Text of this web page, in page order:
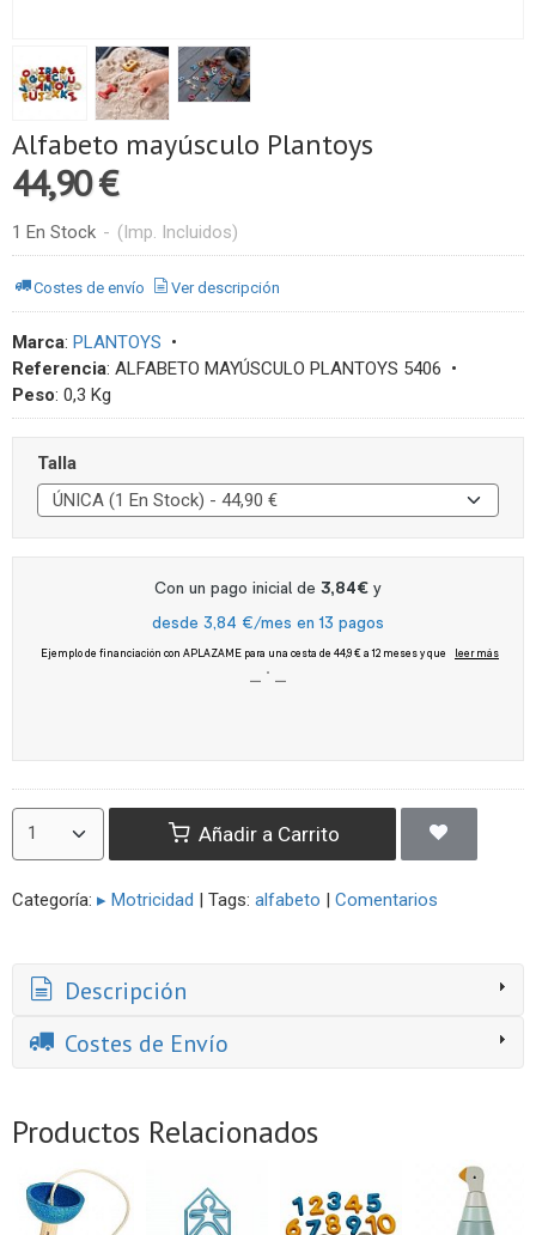
Alfabeto mayúsculo Plantoys
44,90 €
1 En Stock - (Imp. Incluidos)
Costes de envío Ver descripción
Marca: PLANTOYS •
Referencia: ALFABETO MAYÚSCULO PLANTOYS 5406 •
Peso: 0,3 Kg
Talla
Añadir a Carrito
Categoría: ▸ Motricidad | Tags: alfabeto | Comentarios
Descripción
Costes de Envío
Productos Relacionados